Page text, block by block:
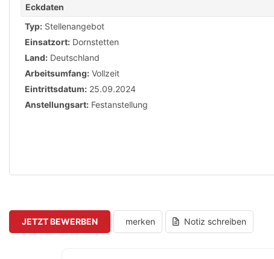
Eckdaten
Typ: Stellenangebot
Einsatzort: Dornstetten
Land: Deutschland
Arbeitsumfang: Vollzeit
Eintrittsdatum: 25.09.2024
Anstellungsart: Festanstellung
JETZT BEWERBEN merken Notiz schreiben